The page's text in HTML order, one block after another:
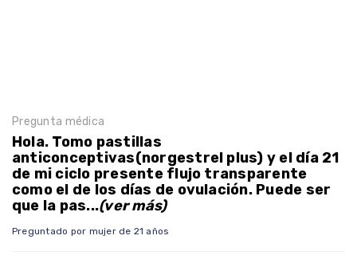
Pregunta médica
Hola. Tomo pastillas
anticonceptivas(norgestrel plus) y el día 21
de mi ciclo presente flujo transparente
como el de los días de ovulación. Puede ser
que la pas...(ver más)
Preguntado por mujer de 21 años